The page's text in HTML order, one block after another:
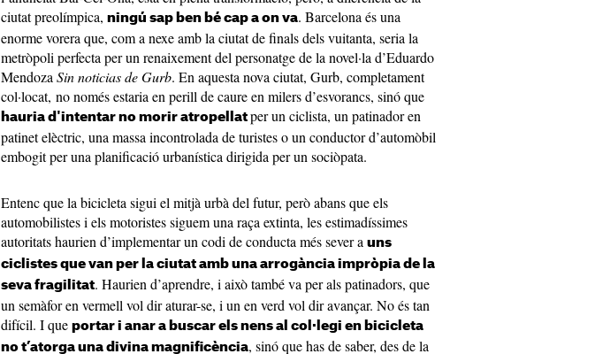
ciutat preolímpica, ningú sap ben bé cap a on va. Barcelona és una
enorme vorera que, com a nexe amb la ciutat de finals dels vuitanta, seria la
metròpoli perfecta per un renaixement del personatge de la novel·la d’Eduardo
Mendoza Sin noticias de Gurb. En aquesta nova ciutat, Gurb, completament
col·locat, no només estaria en perill de caure en milers d’esvorancs, sinó que
hauria d'intentar no morir atropellat per un ciclista, un patinador en
patinet elèctric, una massa incontrolada de turistes o un conductor d’automòbil
embogit per una planificació urbanística dirigida per un sociòpata.
Entenc que la bicicleta sigui el mitjà urbà del futur, però abans que els
automobilistes i els motoristes siguem una raça extinta, les estimadíssimes
autoritats haurien d’implementar un codi de conducta més sever a uns
ciclistes que van per la ciutat amb una arrogància impròpia de la
seva fragilitat. Haurien d’aprendre, i això també va per als patinadors, que
un semàfor en vermell vol dir aturar-se, i un en verd vol dir avançar. No és tan
difícil. I que portar i anar a buscar els nens al col·legi en bicicleta
no t’atorga una divina magnificència, sinó que has de saber, des de la